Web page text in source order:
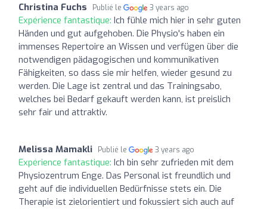
Christina Fuchs Publié le 3 years ago
Expérience fantastique: Ich fühle mich hier in sehr guten
Händen und gut aufgehoben. Die Physio's haben ein
immenses Repertoire an Wissen und verfügen über die
notwendigen pädagogischen und kommunikativen
Fähigkeiten, so dass sie mir helfen, wieder gesund zu
werden. Die Lage ist zentral und das Trainingsabo,
welches bei Bedarf gekauft werden kann, ist preislich
sehr fair und attraktiv.
Melissa Mamakli Publié le 3 years ago
Expérience fantastique: Ich bin sehr zufrieden mit dem
Physiozentrum Enge. Das Personal ist freundlich und
geht auf die individuellen Bedürfnisse stets ein. Die
Therapie ist zielorientiert und fokussiert sich auch auf